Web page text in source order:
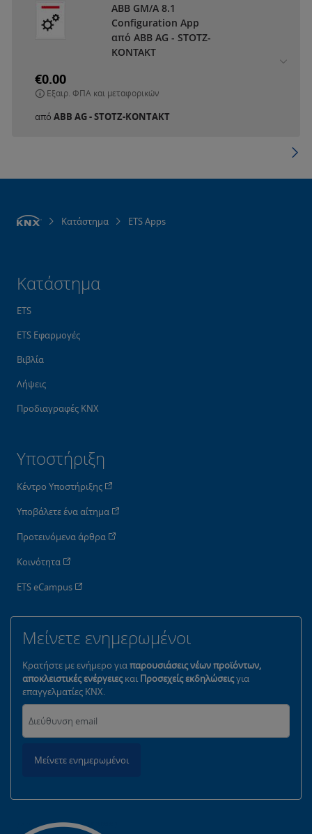
ABB GM/A 8.1
Configuration App
από ABB AG - STOTZ-
KONTAKT
€0.00
Εξαιρ. ΦΠΑ και μεταφορικών
από ABB AG - STOTZ-KONTAKT
Κατάστημα ETS Apps
Κατάστημα
ETS
ETS Εφαρμογές
Βιβλία
Λήψεις
Προδιαγραφές KNX
Υποστήριξη
Κέντρο Υποστήριξης
Υποβάλετε ένα αίτημα
Προτεινόμενα άρθρα
Κοινότητα
ETS eCampus
Μείνετε ενημερωμένοι
Κρατήστε με ενήμερο γιαπαρουσιάσεις νέων προϊόντων,
αποκλειστικές ενέργειεςκαι Προσεχείς εκδηλώσειςγια
επαγγελματίες KNX.
Μείνετε ενημερωμένοι